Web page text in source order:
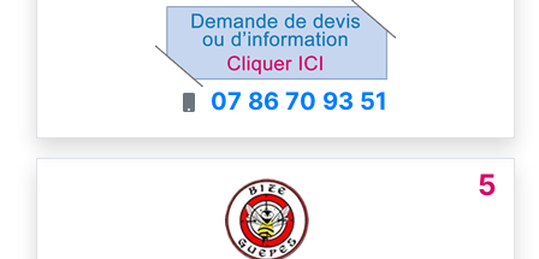
07 86 70 93 51
5